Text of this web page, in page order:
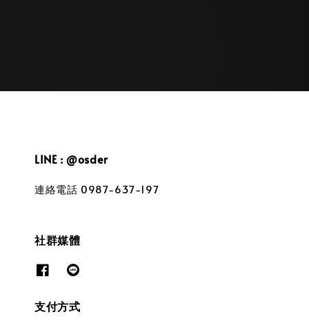
LINE : @osder
連絡電話 0987-637-197
社群媒體
支付方式